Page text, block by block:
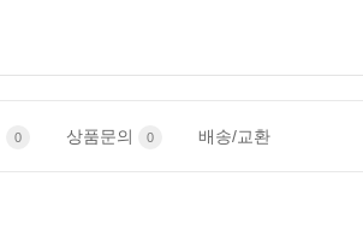
0 상품문의 0 배송/교환